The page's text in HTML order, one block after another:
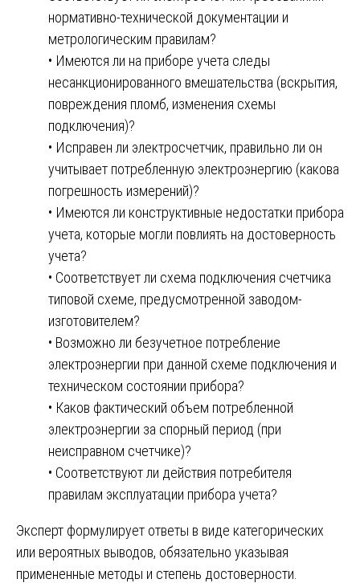
нормативно-технической документации и
метрологическим правилам?
• Имеются ли на приборе учета следы
несанкционированного вмешательства (вскрытия,
повреждения пломб, изменения схемы
подключения)?
• Исправен ли электросчетчик, правильно ли он
учитывает потребленную электроэнергию (какова
погрешность измерений)?
• Имеются ли конструктивные недостатки прибора
учета, которые могли повлиять на достоверность
учета?
• Соответствует ли схема подключения счетчика
типовой схеме, предусмотренной заводом-
изготовителем?
• Возможно ли безучетное потребление
электроэнергии при данной схеме подключения и
техническом состоянии прибора?
• Каков фактический объем потребленной
электроэнергии за спорный период (при
неисправном счетчике)?
• Соответствуют ли действия потребителя
правилам эксплуатации прибора учета?
Эксперт формулирует ответы в виде категорических
или вероятных выводов, обязательно указывая
примененные методы и степень достоверности.